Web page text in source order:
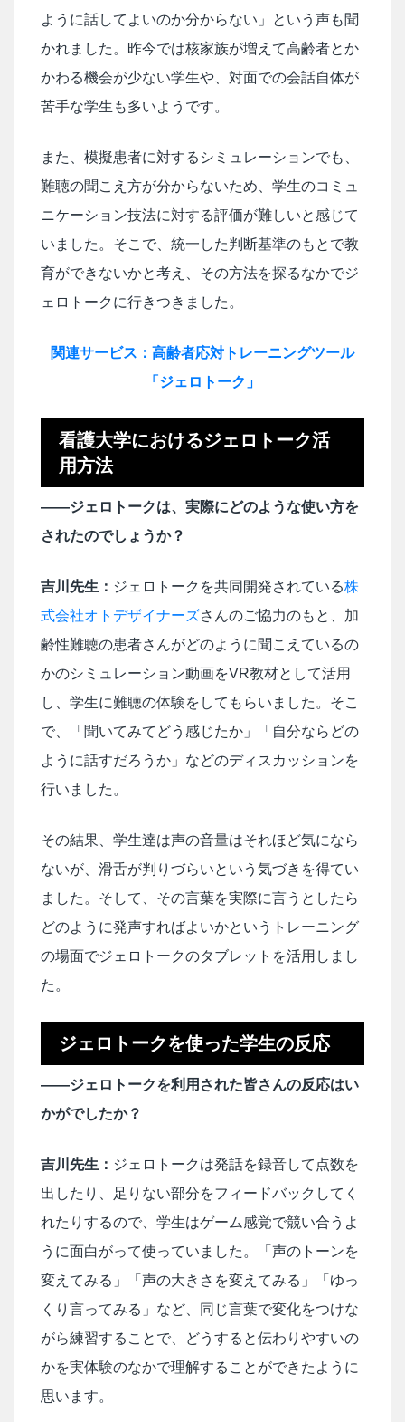
ように話してよいのか分からない」という声も聞
かれました。昨今では核家族が増えて高齢者とか
かわる機会が少ない学生や、対面での会話自体が
苦手な学生も多いようです。
また、模擬患者に対するシミュレーションでも、
難聴の聞こえ方が分からないため、学生のコミュ
ニケーション技法に対する評価が難しいと感じて
いました。そこで、統一した判断基準のもとで教
育ができないかと考え、その方法を探るなかでジ
ェロトークに行きつきました。
関連サービス：高齢者応対トレーニングツール
「ジェロトーク」
看護大学におけるジェロトーク活
用方法
――ジェロトークは、実際にどのような使い方を
されたのでしょうか？
吉川先生： ジェロトークを共同開発されている株
式会社オトデザイナーズさんのご協力のもと、加
齢性難聴の患者さんがどのように聞こえているの
かのシミュレーション動画をVR教材として活用
し、学生に難聴の体験をしてもらいました。そこ
で、「聞いてみてどう感じたか」「自分ならどの
ように話すだろうか」などのディスカッションを
行いました。
その結果、学生達は声の音量はそれほど気になら
ないが、滑舌が判りづらいという気づきを得てい
ました。そして、その言葉を実際に言うとしたら
どのように発声すればよいかというトレーニング
の場面でジェロトークのタブレットを活用しまし
た。
ジェロトークを使った学生の反応
――ジェロトークを利用された皆さんの反応はい
かがでしたか？
吉川先生： ジェロトークは発話を録音して点数を
出したり、足りない部分をフィードバックしてく
れたりするので、学生はゲーム感覚で競い合うよ
うに面白がって使っていました。「声のトーンを
変えてみる」「声の大きさを変えてみる」「ゆっ
くり言ってみる」など、同じ言葉で変化をつけな
がら練習することで、どうすると伝わりやすいの
かを実体験のなかで理解することができたように
思います。